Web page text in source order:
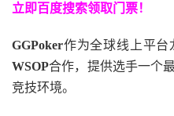
立即百度搜索领取门票！
GGPoker作为全球线上平台
WSOP合作，提供选手一个
竞技环境。